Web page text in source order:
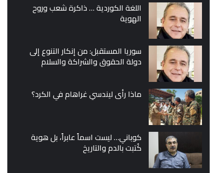
اللغة الكوردية … ذاكرة شعب وروح
الهوية
سوريا المستقبل: من إنكار التنوع إلى
دولة الحقوق والشراكة والسلام
ماذا رأى ليندسي غراهام في الكرد؟
كوباني… ليست اسماً عابراً، بل هوية
كُتبت بالدم والتاريخ